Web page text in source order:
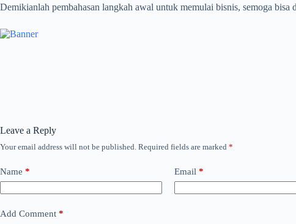
Demikianlah pembahasan langkah awal untuk memulai bisnis, semoga bisa
Leave a Reply
Your email address will not be published. Required fields are marked *
Name * Email *
Add Comment *